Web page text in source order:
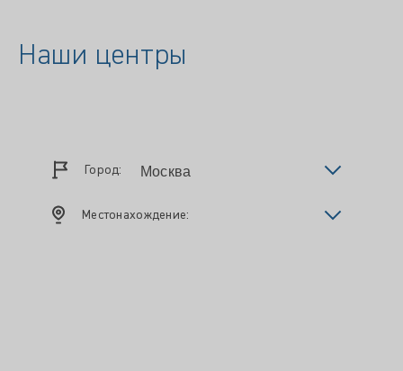
Наши центры
Город:
Местонахождение: